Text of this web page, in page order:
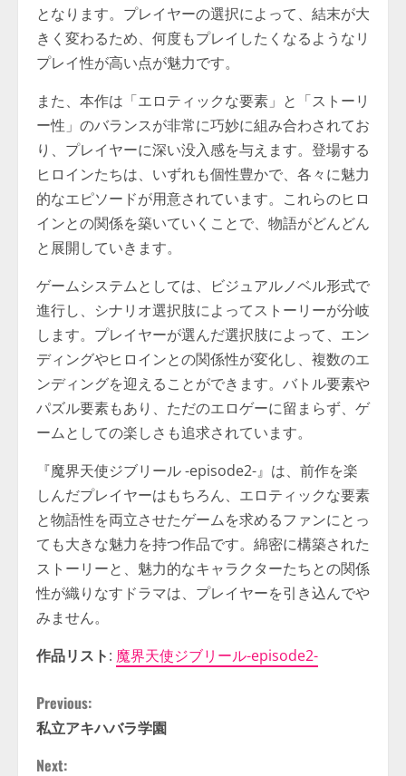
となります。プレイヤーの選択によって、結末が大
きく変わるため、何度もプレイしたくなるようなリ
プレイ性が高い点が魅力です。
また、本作は「エロティックな要素」と「ストーリ
ー性」のバランスが非常に巧妙に組み合わされてお
り、プレイヤーに深い没入感を与えます。登場する
ヒロインたちは、いずれも個性豊かで、各々に魅力
的なエピソードが用意されています。これらのヒロ
インとの関係を築いていくことで、物語がどんどん
と展開していきます。
ゲームシステムとしては、ビジュアルノベル形式で
進行し、シナリオ選択肢によってストーリーが分岐
します。プレイヤーが選んだ選択肢によって、エン
ディングやヒロインとの関係性が変化し、複数のエ
ンディングを迎えることができます。バトル要素や
パズル要素もあり、ただのエロゲーに留まらず、ゲ
ームとしての楽しさも追求されています。
『魔界天使ジブリール -episode2-』は、前作を楽
しんだプレイヤーはもちろん、エロティックな要素
と物語性を両立させたゲームを求めるファンにとっ
ても大きな魅力を持つ作品です。綿密に構築された
ストーリーと、魅力的なキャラクターたちとの関係
性が織りなすドラマは、プレイヤーを引き込んでや
みません。
作品リスト: 魔界天使ジブリール-episode2-
C
o
Previous:
私立アキハバラ学園
Next: